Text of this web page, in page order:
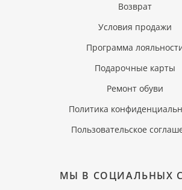
Возврат
Условия продажи
Программа
Подарочные карты
Ремонт обуви
Политика
Пользовательское
МЫ В СОЦИАЛЬНЫХ